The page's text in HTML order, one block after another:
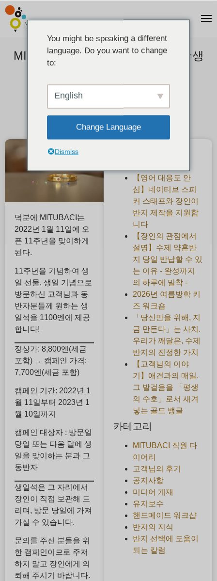
MITUBACI★11주년 기념 캠페인★생
덕분에 MITUBACI는
2022년 1월 11일에 오
픈 11주년을 맞이하게
된다.
11주년을 기념하여 생
일 선물, 생일 기념으로
방문하신 고객님과 동
반자분들께 원하는 생
일석을 1100엔에 제공
합니다!
정상가: 8,800엔(세금
포함) → 캠페인 가격:
7,700엔(세금 포함)
캠페인 기간: 2022년 1
월 11일부터 2023년 1
월 10일까지
캠페인 대상자 : 방문일
당일 또는 다음 달에 생
일을 맞이하는 분과 그
동반자
생일석은 그 자리에서
장인이 직접 보관해 드
리며, 방문 당일에 가져
가실 수 있습니다.
문의를 주신 분들을 위
한 캠페인이므로 주저
하지 말고 장인에게 의
뢰해 주시기 바랍니다.
【영어 대응도 안
심】네이티브 스피
커 스태프와 장인이
반지 제작을 지원합
니다
【장인의 관점에서
설명】수제 약혼반
지 당일 반납할 수 있
는 이유 - 완성까지
의 하루에 밀착 -
2026년 여름방학 키
즈 워크숍
「당신만을 위해, 지
금 만든다」는 사치.
우리가 깨달은, 수제
반지의 진정한 가치
【고객님의 이야
기】애견과의 매일.
그 발걸음을 「평생
의 수호」로서 새겨
넣는 골드 뱅글
카테고리
MITUBACI 직원 다
이어리
고객님의 후기
공지사항
미디어 게재
유지보수
핸드메이드 워크샵
반지의 지식
반지 선택에 도움이
되는 칼럼
You might be speaking a different
language. Do you want to change
to:
English
Change Language
Dismiss